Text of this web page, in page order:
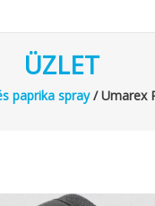
ÜZLET
paprika spray/ Umarex